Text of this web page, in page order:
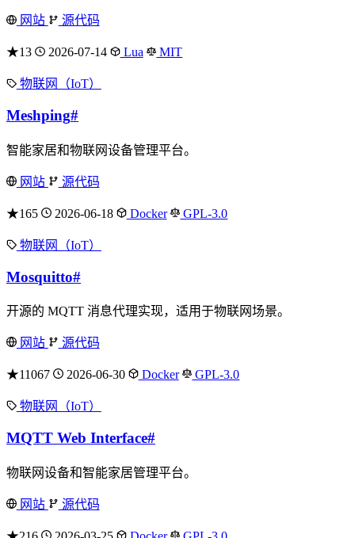
网站 源代码
★13 2026-07-14 Lua MIT
物联网（IoT）
Meshping#
智能家居和物联网设备管理平台。
网站 源代码
★165 2026-06-18 Docker GPL-3.0
物联网（IoT）
Mosquitto#
开源的 MQTT 消息代理实现，适用于物联网场景。
网站 源代码
★11067 2026-06-30 Docker GPL-3.0
物联网（IoT）
MQTT Web Interface#
物联网设备和智能家居管理平台。
网站 源代码